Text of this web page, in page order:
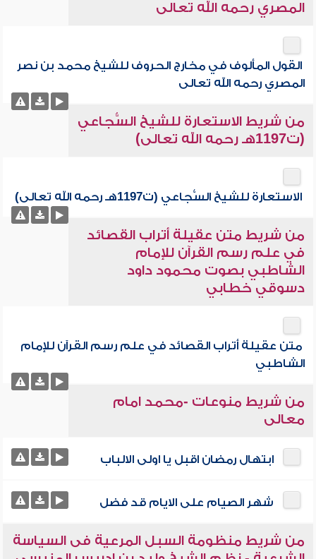
المصري رحمه الله تعالى
القول المألوف في مخارج الحروف للشيخ محمد بن نصر
المصري رحمه الله تعالى
من شريط الاستعارة للشيخ السُّجاعي
(ت1197هـ رحمه الله تعالى)
الاستعارة للشيخ السُّجاعي (ت1197هـ رحمه الله تعالى)
من شريط متن عقيلة أتراب القصائد
في علم رسم القرآن للإمام
الشاطبي بصوت محمود داود
دسوقي خطابي
متن عقيلة أتراب القصائد في علم رسم القرآن للإمام
الشاطبي
من شريط منوعات -محمد امام
معالى
ابتهال رمضان اقبل يا اولى الالباب
شهر الصيام على الايام قد فضل
من شريط منظومة السبل المرعية فى السياسة